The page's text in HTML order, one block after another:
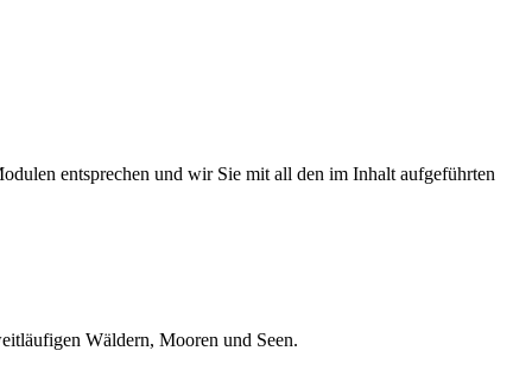
entsprechen und wir Sie mit all den im Inhalt aufgeführten
Wäldern, Mooren und Seen.